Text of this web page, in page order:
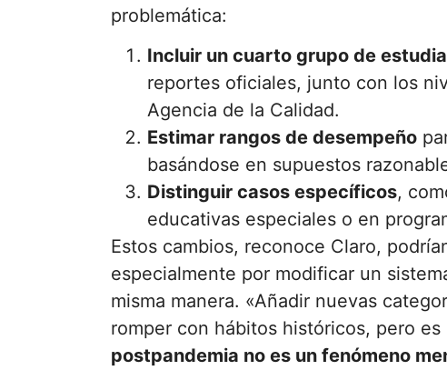
problemática:
Incluir un cuarto grupo de
reportes oficiales, junto con los
Agencia de la Calidad.
Estimar rangos de desempeño
basándose en supuestos
Distinguir casos específicos,
educativas especiales o en
Estos cambios, reconoce Claro,
especialmente por modificar un
misma manera. «Añadir nuevas
romper con hábitos históricos, pero es
postpandemia no es un fenómeno